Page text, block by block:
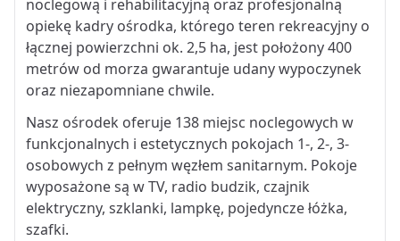
noclegową i rehabilitacyjną oraz profesjonalną
opiekę kadry ośrodka, którego teren rekreacyjny o
łącznej powierzchni ok. 2,5 ha, jest położony 400
metrów od morza gwarantuje udany wypoczynek
oraz niezapomniane chwile.
Nasz ośrodek oferuje 138 miejsc noclegowych w
funkcjonalnych i estetycznych pokojach 1-, 2-, 3-
osobowych z pełnym węzłem sanitarnym. Pokoje
wyposażone są w TV, radio budzik, czajnik
elektryczny, szklanki, lampkę, pojedyncze łóżka,
szafki.